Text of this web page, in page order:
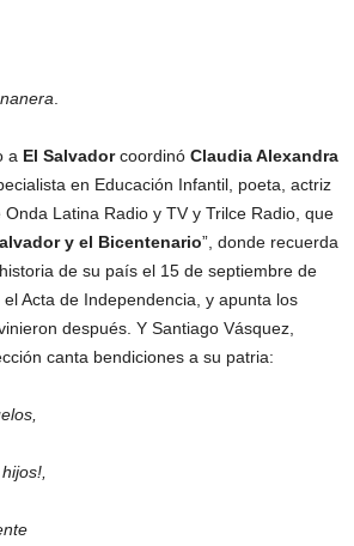
.
a El Salvadorcoordinó Claudia Alexandra
en Educación Infantil, poeta, actriz
Latina Radio y TV y Trilce Radio, que
y el Bicentenario”, donde recuerda
de su país el 15 de septiembre de
Acta de Independencia, y apunta los
después. Y Santiago Vásquez,
canta bendiciones a su patria: